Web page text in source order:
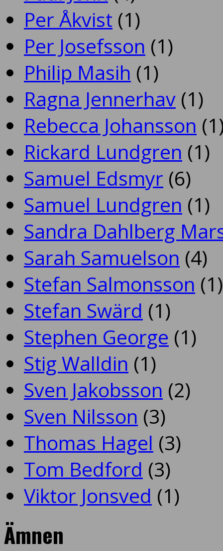
Per Åkvist (1)
Per Josefsson (1)
Philip Masih (1)
Ragna Jennerhav (1)
Rebecca Johansson
Rickard Lundgren (1)
Samuel Edsmyr (6)
Samuel Lundgren (1)
Sandra Dahlberg
Sarah Samuelson (4)
Stefan Salmonsson (1)
Stefan Swärd (1)
Stephen George (1)
Stig Walldin (1)
Sven Jakobsson (2)
Sven Nilsson (3)
Thomas Hagel (3)
Tom Bedford (3)
Viktor Jonsved (1)
Ämnen